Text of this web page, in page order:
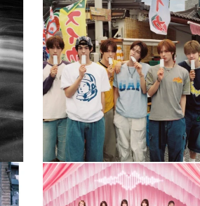
musicjapantv
💡8月特番放送決定！
...
8月 4
6 0
musicjapantv
💡8月特番放送決定！
...